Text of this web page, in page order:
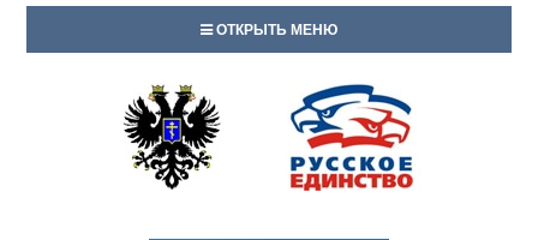
ОТКРЫТЬ МЕНЮ